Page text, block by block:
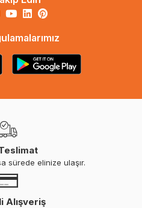
Teslimat
sürede elinize ulaşır.
Alışveriş